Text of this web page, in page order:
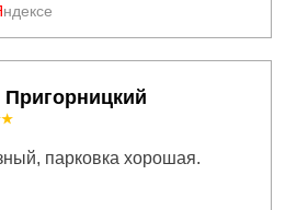
Пригорницкий
ндексе
парковка хорошая.